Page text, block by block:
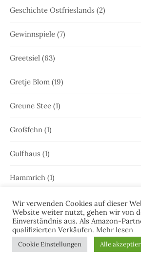
Geschichte Ostfrieslands (2)
Gewinnspiele (7)
Greetsiel (63)
Gretje Blom (19)
Greune Stee (1)
Großfehn (1)
Gulfhaus (1)
Hammrich (1)
Hans-Rainer Riekers(8)
Harlesiel(9)
Hauke Holjansen(5)
Wir verwenden Cookies auf dieser
Website weiter nutzt, gehen wir von
Einverständnis aus. Als Amazon-
qualifizierten Verkäufen. Mehr lesen
Cookie Einstellungen Alle